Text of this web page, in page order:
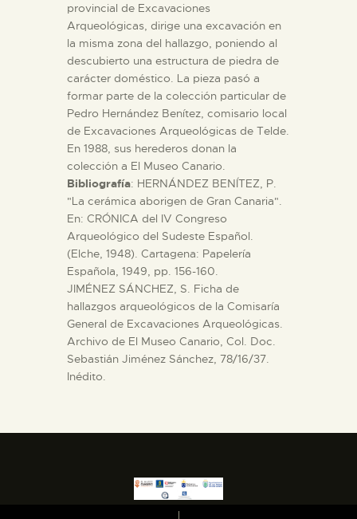
provincial de Excavaciones
Arqueológicas, dirige una excavación en
la misma zona del hallazgo, poniendo al
descubierto una estructura de piedra de
carácter doméstico. La pieza pasó a
formar parte de la colección particular de
Pedro Hernández Benítez, comisario local
de Excavaciones Arqueológicas de Telde.
En 1988, sus herederos donan la
colección a El Museo Canario.
Bibliografía: HERNÁNDEZ BENÍTEZ, P.
"La cerámica aborigen de Gran Canaria".
En: CRÓNICA del IV Congreso
Arqueológico del Sudeste Español.
(Elche, 1948). Cartagena: Papelería
Española, 1949, pp. 156-160.
JIMÉNEZ SÁNCHEZ, S. Ficha de
hallazgos arqueológicos de la Comisaría
General de Excavaciones Arqueológicas.
Archivo de El Museo Canario, Col. Doc.
Sebastián Jiménez Sánchez, 78/16/37.
Inédito.